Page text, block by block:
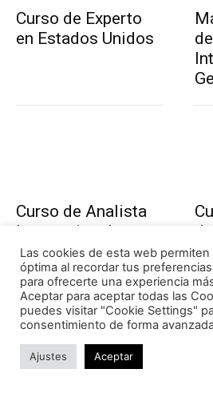
Curso de Experto
en Estados Unidos
Curso de Analista
Internacional
Las cookies de esta web
óptima al recordar tus
para ofrecerte una experiencia
Aceptar para aceptar todas las
puedes visitar "Cookie Settings"
consentimiento de forma
Ajustes Aceptar